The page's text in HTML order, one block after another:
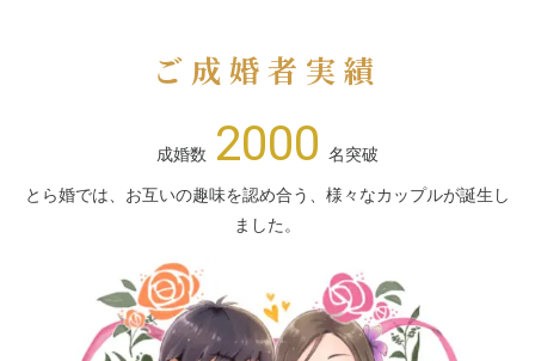
ご成婚者実績
成婚数 2000 名突破
とら婚では、お互いの趣味を認め合う、様々なカップルが誕生し
ました。